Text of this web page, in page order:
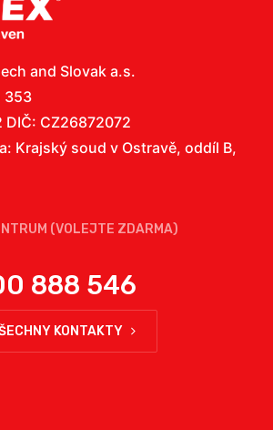
and Slovak a.s.
353
DIČ: CZ26872072
Krajský soud v Ostravě, oddíl B,
(VOLEJTE ZDARMA)
888 546
KONTAKTY